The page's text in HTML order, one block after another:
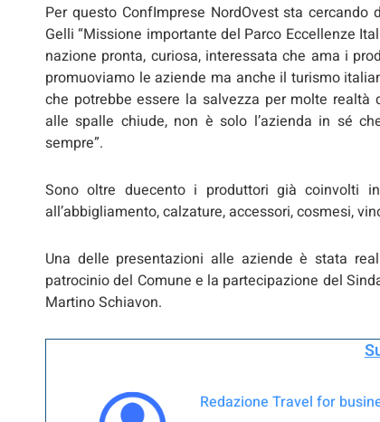
Per questo ConfImprese NordOvest sta
Gelli “Missione importante del Parco Eccellenze
nazione pronta, curiosa, interessata che ama i
promuoviamo le aziende ma anche il turismo
che potrebbe essere la salvezza per molte realtà
alle spalle chiude, non è solo l’azienda in sé
sempre”.
Sono oltre duecento i produttori già coinvolti
all’abbigliamento, calzature, accessori, cosmesi,
Una delle presentazioni alle aziende è stata
patrocinio del Comune e la partecipazione del
Martino Schiavon.
Redazione Travel for